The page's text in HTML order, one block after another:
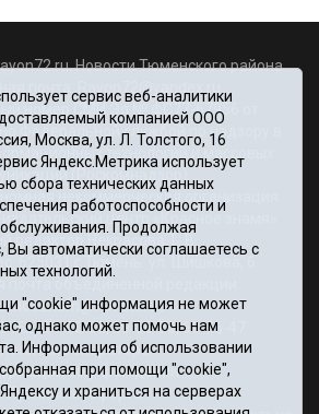
Новости Тюменского района.
Rayon72@yandex.ru
номер СМИ Эл № ФС77-67956 от
Федеральной службой по надзору в
технологий и массовых
(Роскомнадзор)
некоммерческая организация
центр «Красное знамя».
редактор Некрасова Т. В.
625031 г.Тюмень. ул. Шишкова, 6
почта объединенной редакции:
34-80-60, 69-56-73, 69-56-47
Политика оператора
об учреждении
Публичная оферта
сервис веб-аналитики
компанией ООО
Москва, ул. Л. Толстого, 16
Яндекс.Метрика использует
сбора технических данных
работоспособности и
Продолжая
Вы автоматически соглашаетесь с
технологий.
"cookie" информация не может
однако может помочь нам
Информация об использовании
при помощи "cookie",
и храниться на серверах